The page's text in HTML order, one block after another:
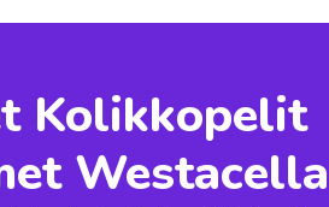
Kolikkopelit
Westacella